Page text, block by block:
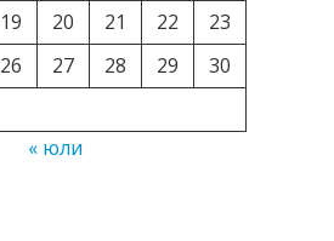
19 20 21 22
23
26 27 28 29
30
« юли